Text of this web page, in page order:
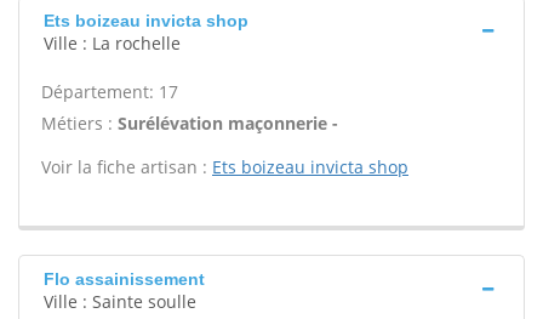
Ets boizeau invicta shop
Ville : La rochelle
Département: 17
Métiers : Surélévation maçonnerie -
Voir la fiche artisan : Ets boizeau invicta shop
Flo assainissement
Ville : Sainte soulle